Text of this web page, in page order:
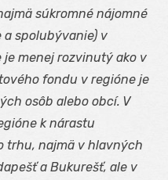
súkromné nájomné
spolubývanie) v
menej rozvinutý ako v
fondu v regióne je
osôb alebo obcí. V
k nárastu
trhu, najmä v hlavných
a Bukurešť, ale v